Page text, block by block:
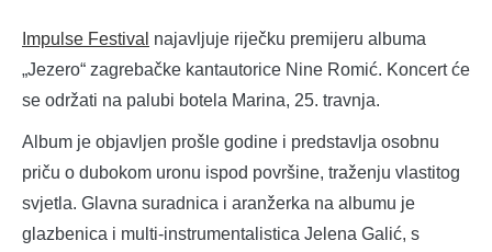
Impulse Festival najavljuje riječku premijeru albuma
„Jezero“ zagrebačke kantautorice Nine Romić. Koncert će
se održati na palubi botela Marina, 25. travnja.
Album je objavljen prošle godine i predstavlja osobnu
priču o dubokom uronu ispod površine, traženju vlastitog
svjetla. Glavna suradnica i aranžerka na albumu je
glazbenica i multi-instrumentalistica Jelena Galić, s